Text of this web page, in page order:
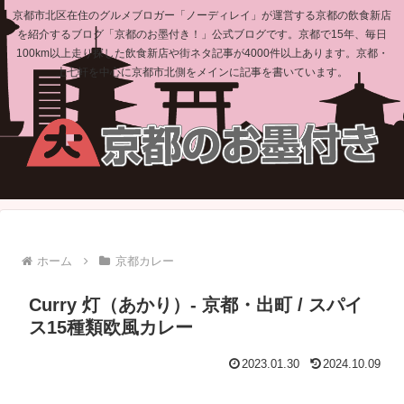
京都市北区在住のグルメブロガー「ノーディレイ」が運営する京都の飲食新店
を紹介するブログ「京都のお墨付き！」公式ブログです。京都で15年、毎日
100km以上走り探した飲食新店や街ネタ記事が4000件以上あります。京都・
上七軒を中心に京都市北側をメインに記事を書いています。
ホーム 京都カレー
Curry 灯（あかり）- 京都・出町 / スパイ
ス15種類欧風カレー
2023.01.30 2024.10.09